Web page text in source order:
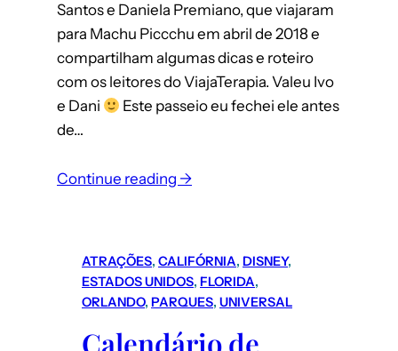
Santos e Daniela Premiano, que viajaram
para Machu Piccchu em abril de 2018 e
compartilham algumas dicas e roteiro
com os leitores do ViajaTerapia. Valeu Ivo
e Dani
Este passeio eu fechei ele antes
de…
Continue reading →:
(Peru):
roteiro
completo
uma
ATRAÇÕES, CALIFÓRNIA, DISNEY
ESTADOS UNIDOS, FLORIDA
ORLANDO, PARQUES, UNIVERSAL
Calendário de